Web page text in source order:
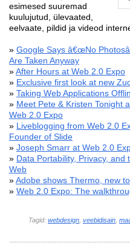
esimesed suuremad
kuulujutud, ülevaated,
eelvaate, pildid ja videod
» Google Says â€œNo
Are Taken Anyway
»After Hours at Web 2.0 Expo
» Exclusive first look at new
» Taking Web Applications
» Meet Pete & Kristen Tonight
Web 2.0 Expo
» Liveblogging from Web 2.0
Founder of Slide
» Joseph Smarr at Web 2.0
» Data Portability, Privacy,
Web
»Adobe shows Thermo, new
» Web 2.0 Expo: The
Tagid: webdesign veebidisain